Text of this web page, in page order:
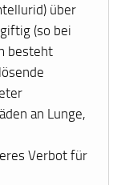
über
(so bei
besteht
an Lunge,
Verbot für